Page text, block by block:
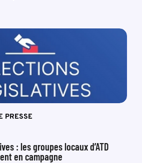
PRESSE
: les groupes locaux d’ATD
en campagne